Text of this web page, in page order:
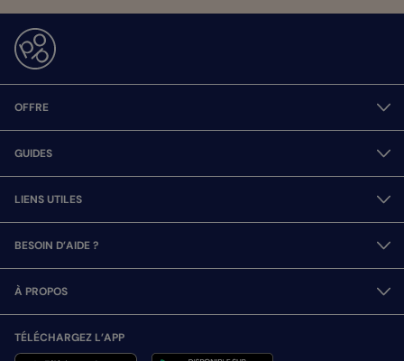
OFFRE
GUIDES
LIENS UTILES
BESOIN D’AIDE ?
À PROPOS
TÉLÉCHARGEZ L’APP